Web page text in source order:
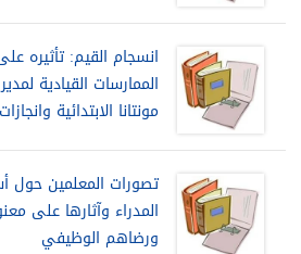
انسجام القيم: تأثيره
الممارسات القيادية
مونتانا الابتدائية
تصورات المعلمين حول
المدراء وآثارها على
ورضاهم الوظيفي